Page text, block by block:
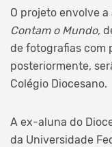
O projeto envolve
Contam o Mundo,
de fotografias com
posteriormente,
Colégio Diocesano.
A ex-aluna do
da Universidade